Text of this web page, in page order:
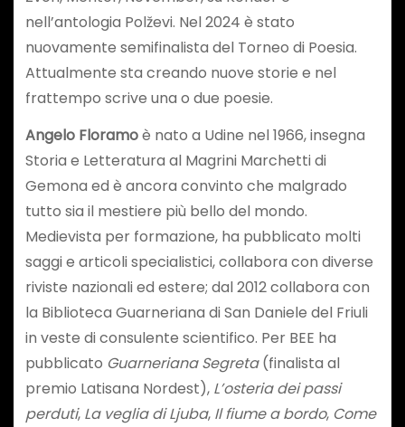
nell’antologia Polževi. Nel 2024 è stato
nuovamente semifinalista del Torneo di Poesia.
Attualmente sta creando nuove storie e nel
frattempo scrive una o due poesie.
Angelo Floramoè nato a Udine nel 1966, insegna
Storia e Letteratura al Magrini Marchetti di
Gemona ed è ancora convinto che malgrado
tutto sia il mestiere più bello del mondo.
Medievista per formazione, ha pubblicato molti
saggi e articoli specialistici, collabora con diverse
riviste nazionali ed estere; dal 2012 collabora con
la Biblioteca Guarneriana di San Daniele del Friuli
in veste di consulente scientifico. Per BEE ha
pubblicato Guarneriana Segreta(finalista al
premio Latisana Nordest), L’osteria dei passi
perduti, La veglia di Ljuba, Il fiume a bordo, Come